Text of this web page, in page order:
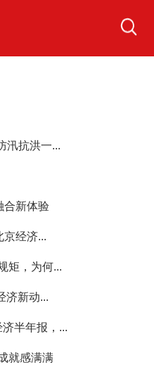
汛抗洪一...
合新体验
京经济...
矩，为何...
济新动...
半年报，...
就感满满